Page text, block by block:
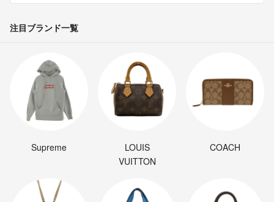
注目ブランド一覧
Supreme
LOUIS
VUITTON
COACH